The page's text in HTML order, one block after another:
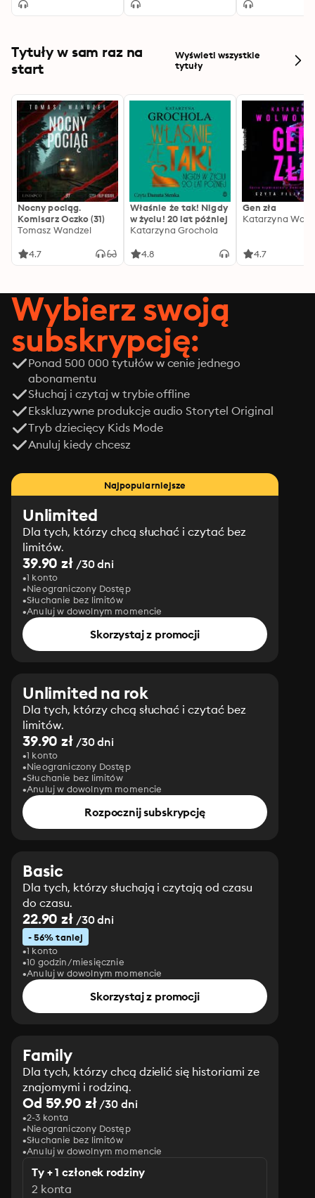
Tytuły w sam raz na
start
Wyświetl wszystkie
tytuły
Nocny pociąg.
Komisarz Oczko (31)
Tomasz Wandzel
4.7
Właśnie że tak! Nigdy
w życiu! 20 lat później
Katarzyna Grochola
4.8
Gen zła
Katarzyna
4.7
Wybierz swoją
subskrypcję:
Ponad 500 000 tytułów w cenie jednego
abonamentu
Słuchaj i czytaj w trybie offline
Ekskluzywne produkcje audio Storytel Original
Tryb dziecięcy Kids Mode
Anuluj kiedy chcesz
Najpopularniejsze
Unlimited
Dla tych, którzy chcą słuchać i czytać bez
limitów.
39.90 zł/30 dni
1 konto
Nieograniczony Dostęp
Słuchanie bez limitów
Anuluj w dowolnym momencie
Skorzystaj z promocji
Unlimited na rok
Dla tych, którzy chcą słuchać i czytać bez
limitów.
39.90 zł/30 dni
1 konto
Nieograniczony Dostęp
Słuchanie bez limitów
Anuluj w dowolnym momencie
Rozpocznij subskrypcję
Basic
Dla tych, którzy słuchają i czytają od czasu
do czasu.
22.90 zł/30 dni
- 56% taniej
1 konto
10 godzin/miesięcznie
Anuluj w dowolnym momencie
Skorzystaj z promocji
Family
Dla tych, którzy chcą dzielić się historiami ze
znajomymi i rodziną.
Od 59.90 zł/30 dni
2-3 konta
Nieograniczony Dostęp
Słuchanie bez limitów
Anuluj w dowolnym momencie
Ty + 1 członek rodziny
2 konta